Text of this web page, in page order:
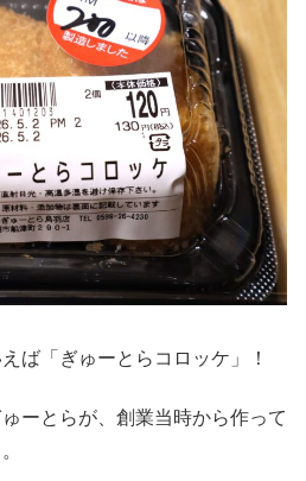
ば「ぎゅーとらコロッケ」！
ーとらが、創業当時から作って